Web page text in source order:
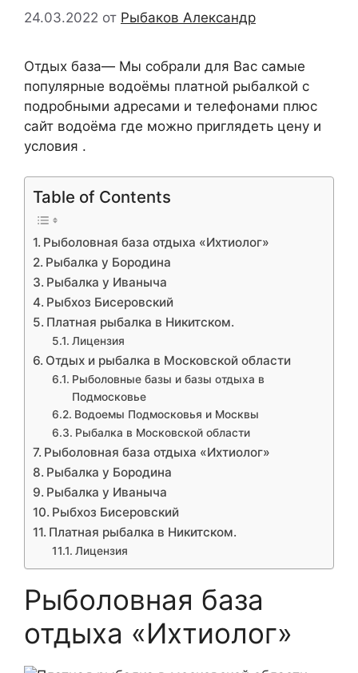
24.03.2022 от Рыбаков Александр
Отдых база— Мы собрали для Вас самые
популярные водоёмы платной рыбалкой с
подробными адресами и телефонами плюс
сайт водоёма где можно приглядеть цену и
условия .
Table of Contents
Рыболовная база отдыха «Ихтиолог»
Рыбалка у Бородина
Рыбалка у Иваныча
Рыбхоз Бисеровский
Платная рыбалка в Никитском.
Лицензия
Отдых и рыбалка в Московской области
Рыболовные базы и базы отдыха в
Подмосковье
Водоемы Подмосковья и Москвы
Рыбалка в Московской области
Рыболовная база отдыха «Ихтиолог»
Рыбалка у Бородина
Рыбалка у Иваныча
Рыбхоз Бисеровский
Платная рыбалка в Никитском.
Лицензия
Рыболовная база
отдыха «Ихтиолог»